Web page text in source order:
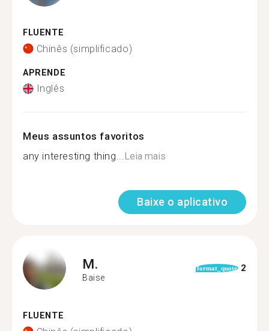
FLUENTE
Chinês (simplificado)
APRENDE
Inglês
Meus assuntos favoritos
any interesting thing...Leia mais
Baixe o aplicativo
M.
Baise
format_quote 2
FLUENTE